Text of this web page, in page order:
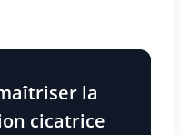
la
cicatrice